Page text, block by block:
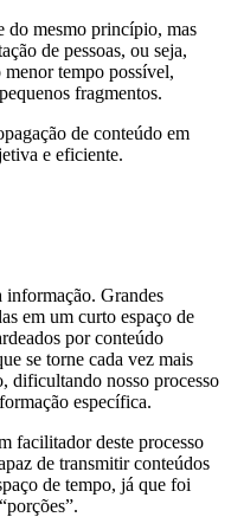
do mesmo princípio, mas
de pessoas, ou seja,
tempo possível,
fragmentos.
de conteúdo em
e eficiente.
informação. Grandes
em um curto espaço de
por conteúdo
se torne cada vez mais
dificultando nosso processo
específica.
facilitador deste processo
de transmitir conteúdos
de tempo, já que foi